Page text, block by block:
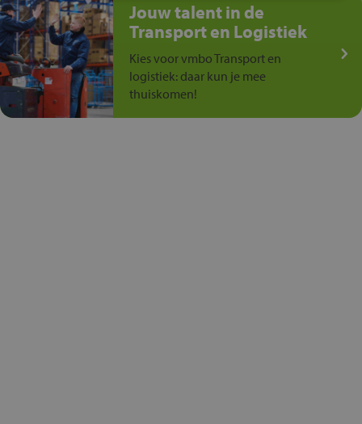
Jouw talent in de
Transport en Logistiek
Kies voor vmbo Transport en
logistiek: daar kun je mee
thuiskomen!